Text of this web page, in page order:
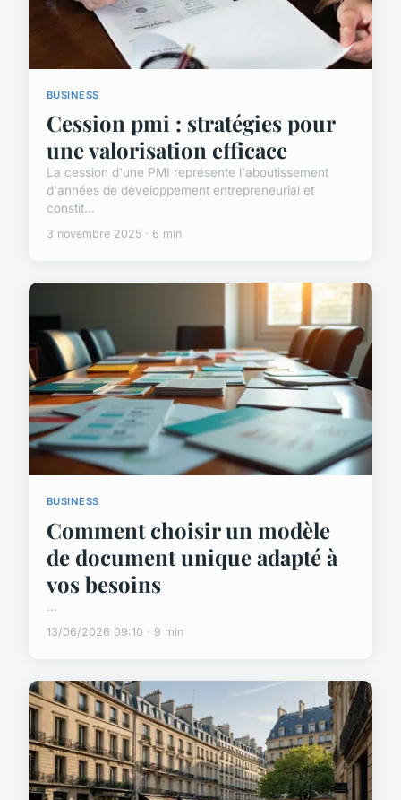
BUSINESS
Cession pmi : stratégies pour
une valorisation efficace
La cession d'une PMI représente l'aboutissement
d'années de développement entrepreneurial et
constit...
3 novembre 2025 · 6 min
BUSINESS
Comment choisir un modèle
de document unique adapté à
vos besoins
...
13/06/2026 09:10 · 9 min